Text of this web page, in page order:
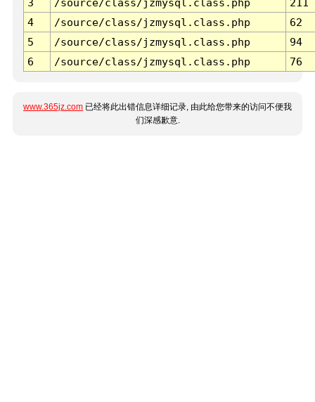
3 /source/class/jzmysql.class.php
211
4
/source/class/jzmysql.class.php
62
5
/source/class/jzmysql.class.php
94
6
/source/class/jzmysql.class.php 76
www.365jz.com 已经将此出错信息详细记录, 由此给您带来的访问不便我
们深感歉意.